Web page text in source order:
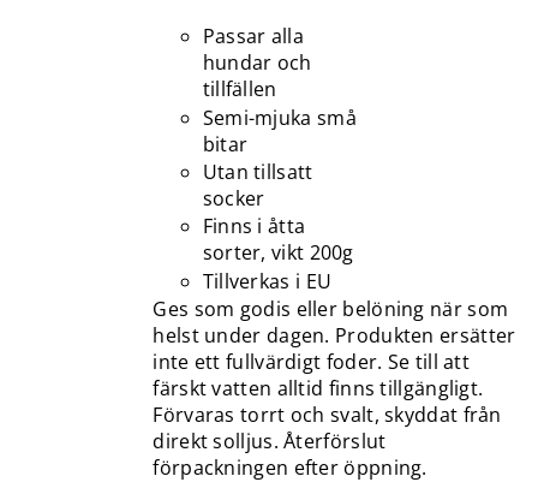
Passar alla
hundar och
tillfällen
Semi-mjuka små
bitar
Utan tillsatt
socker
Finns i åtta
sorter, vikt 200g
Tillverkas i EU
Ges som godis eller belöning när som
helst under dagen. Produkten ersätter
inte ett fullvärdigt foder. Se till att
färskt vatten alltid finns tillgängligt.
Förvaras torrt och svalt, skyddat från
direkt solljus. Återförslut
förpackningen efter öppning.